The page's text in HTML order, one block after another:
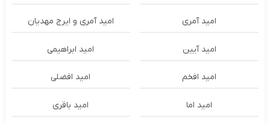
امید آمری امید آمری و ایرج مهدیان
امید آیین امید ابراهیمی
امید افخم امید افضلی
امید اما امید باقری